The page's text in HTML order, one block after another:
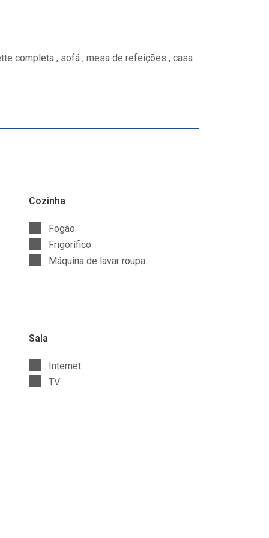
completa , sofá , mesa de refeições , casa
Cozinha
Fogão
Frigorífico
Máquina de lavar roupa
Sala
Internet
TV